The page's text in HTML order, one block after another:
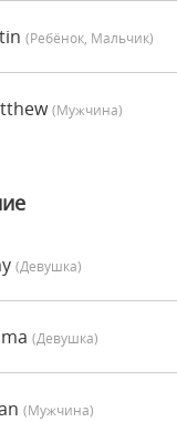
(Ребёнок, Мальчик)
(мужчина)
(девушка)
(девушка)
(мужчина)